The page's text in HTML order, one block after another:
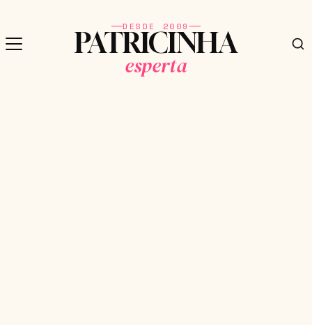
DESDE 2009
PATRICINHA
esperta